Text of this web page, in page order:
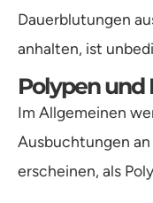
Dauerblutungen
anhalten, ist
Polypen
Im Allgemeinen
Ausbuchtungen
erscheinen, als